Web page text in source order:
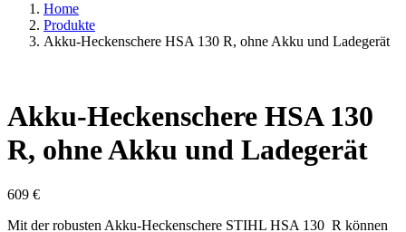
Home
Produkte
Akku-Heckenschere HSA 130 R, ohne Akku und Ladegerät
Akku-Heckenschere HSA 130
R, ohne Akku und Ladegerät
609 €
Mit der robusten Akku-Heckenschere STIHL HSA 130 R können